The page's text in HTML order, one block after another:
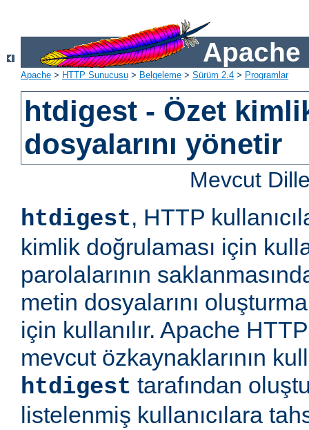
Apache
Apache > HTTP Sunucusu > Belgeleme > Sürüm 2.4 > Programlar
htdigest - Özet
dosyalarını yönetir
Mevcut
htdigest, HTTP
kimlik doğrulaması için
parolalarının
metin dosyalarını
için kullanılır. Apache
mevcut özkaynaklarının
htdigest tarafından
listelenmiş kullanıcılara